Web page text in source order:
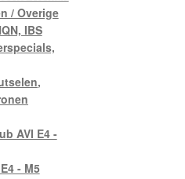
/ Overige
IBS
AVI E4 -
- M5